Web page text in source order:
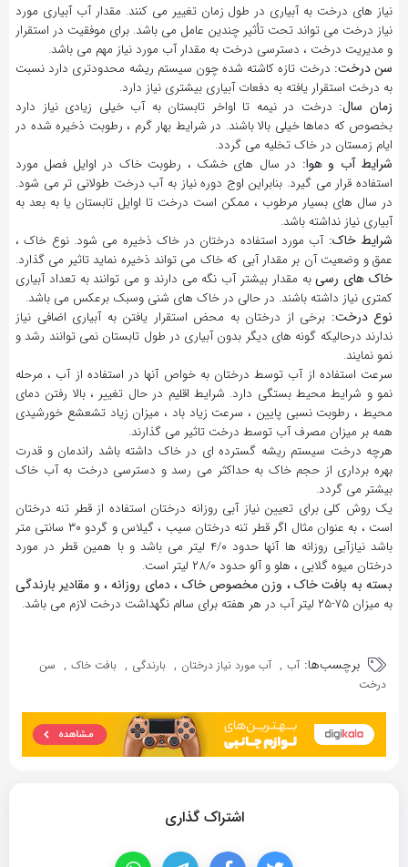
نیاز های درخت به آبیاری در طول زمان تغییر می کنند. مقدار آب آبیاری مورد
نیاز درخت می تواند تحت تأثیر چندین عامل می باشد. برای موفقیت در استقرار
و مدیریت درخت ، دسترسی درخت به مقدار آب مورد نیاز مهم می باشد.
سن درخت: درخت تازه کاشته شده چون سیستم ریشه محدودتری دارد نسبت
به درخت استقرار یافته به دفعات آبیاری بیشتری نیاز دارد.
زمان سال: درخت در نیمه تا اواخر تابستان به آب خیلی زیادی نیاز دارد
بخصوص که دماها خیلی بالا باشند. در شرایط بهار گرم ، رطوبت ذخیره شده در
ایام زمستان در خاک تخلیه می گردد.
شرایط آب و هوا: در سال های خشک ، رطوبت خاک در اوایل فصل مورد
استفاده قرار می گیرد. بنابراین اوج دوره نیاز به آب درخت طولانی تر می شود.
در سال های بسیار مرطوب ، ممکن است درخت تا اوایل تابستان یا به بعد به
آبیاری نیاز نداشته باشد.
شرایط خاک:آب مورد استفاده درختان در خاک ذخیره می شود. نوع خاک ،
عمق و وضعیت آن بر مقدار آبی که خاک می تواند ذخیره نماید تاثیر می گذارد.
خاک های رسیبه مقدار بیشتر آب نگه می دارند و می توانند به تعداد آبیاری
کمتری نیاز داشته باشند. در حالی در خاک های شنی وسبک برعکس می باشد.
نوع درخت: برخی از درختان به محض استقرار یافتن به آبیاری اضافی نیاز
ندارند درحالیکه گونه های دیگر بدون آبیاری در طول تابستان نمی توانند رشد و
نمو نمایند.
سرعت استفاده از آب توسط درختان به خواص آنها در استفاده از آب ، مرحله
نمو و شرایط محیط بستگی دارد. شرایط اقلیم در حال تغییر ، بالا رفتن دمای
محیط ، رطوبت نسبی پایین ، سرعت زیاد باد ، میزان زیاد تشعشع خورشیدی
همه بر میزان مصرف آب توسط درخت تاثیر می گذارند.
هرچه درخت سیستم ریشه گسترده ای در خاک داشته باشد راندمان و قدرت
بهره برداری از حجم خاک به حداکثر می رسد و دسترسی درخت به آب خاک
بیشتر می گردد.
یک روش کلی برای تعیین نیاز آبی روزانه درختان استفاده از قطر تنه درختان
است ، به عنوان مثال اگر قطر تنه درختان سیب ، گیلاس و گردو ۳۰ سانتی متر
باشد نیازآبی روزانه ها آنها حدود ۴/۰ لیتر می باشد و با همین قطر در مورد
درختان میوه گلابی ، هلو و آلو حدود ۲۸/۰ لیتر است.
بسته به بافت خاک ، وزن مخصوص خاک ، دمای روزانه ، و مقادیر بارندگی
به میزان ۷۵-۲۵ لیتر آب در هر هفته برای سالم نگهداشت درخت لازم می باشد.
برچسب‌ها: آب , آب مورد نیاز درختان , بارندگی , بافت خاک , سن
درخت
اشتراک گذاری